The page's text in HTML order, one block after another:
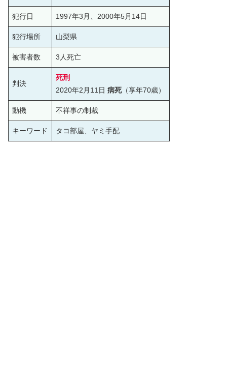
犯行日 1997年3月、2000年5月14日
犯行場所 山梨県
被害者数 3人死亡
判決
死刑
2020年2月11日病死（享年70歳）
動機 不祥事の制裁
キーワード タコ部屋、ヤミ手配